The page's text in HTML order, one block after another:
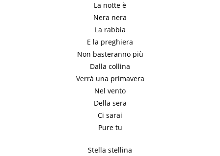
La notte è
Nera nera
La rabbia
E la preghiera
Non basteranno più
Dalla collina
Verrà una primavera
Nel vento
Della sera
Ci sarai
Pure tu
Stella stellina